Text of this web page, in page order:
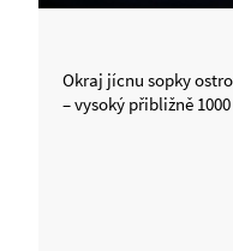
Okraj jícnu sopky
– vysoký přibližně